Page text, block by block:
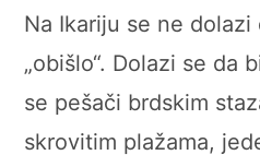
Na Ikariju se ne dolazi
„obišlo“. Dolazi se da
se pešači brdskim
skrovitim plažama,